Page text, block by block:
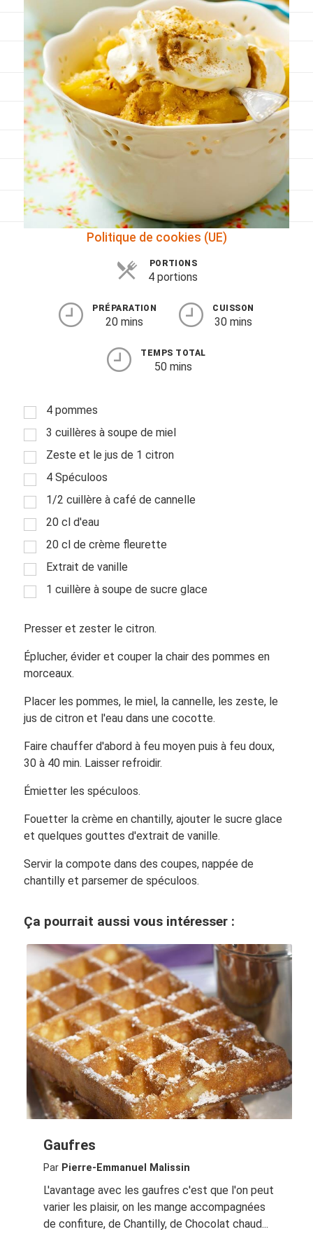
Viandes
Pratique
Mesures conversions
Lexique des différents termes de cuisine
Service du vin
Mes livres
Politique de cookies (UE)
PORTIONS
4 portions
PRÉPARATION
20 mins
CUISSON
30 mins
TEMPS TOTAL
50 mins
4 pommes
3 cuillères à soupe de miel
Zeste et le jus de 1 citron
4 Spéculoos
1/2 cuillère à café de cannelle
20 cl d'eau
20 cl de crème fleurette
Extrait de vanille
1 cuillère à soupe de sucre glace
Presser et zester le citron.
Éplucher, évider et couper la chair des pommes en
morceaux.
Placer les pommes, le miel, la cannelle, les zeste, le
jus de citron et l'eau dans une cocotte.
Faire chauffer d'abord à feu moyen puis à feu doux,
30 à 40 min. Laisser refroidir.
Émietter les spéculoos.
Fouetter la crème en chantilly, ajouter le sucre glace
et quelques gouttes d'extrait de vanille.
Servir la compote dans des coupes, nappée de
chantilly et parsemer de spéculoos.
Ça pourrait aussi vous intéresser :
Gaufres
Par Pierre-Emmanuel Malissin
L'avantage avec les gaufres c'est que l'on peut
varier les plaisir, on les mange accompagnées
de confiture, de Chantilly, de Chocolat chaud...